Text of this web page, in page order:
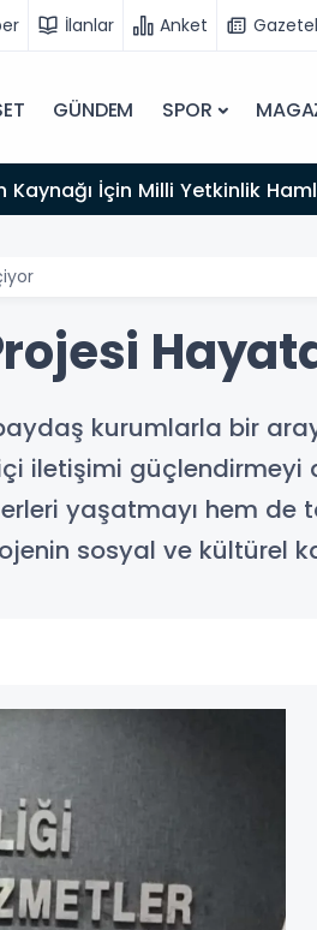
İlanlar Anket
GÜNDEM SPOR
Kaynağı İçin Milli Yetkinlik
kurumlarla bir
iletişimi
yaşatmayı hem de
sosyal ve kültürel